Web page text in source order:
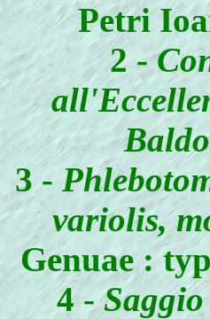
Petri
2 -
3 -
variolis,
Genuae :
4 -